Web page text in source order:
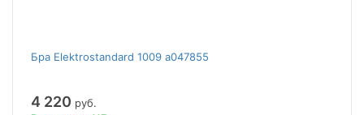
Бра Elektrostandard 1009 a047855
4 220 руб.